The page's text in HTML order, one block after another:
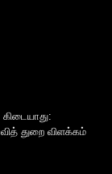
துறை விளக்கம்